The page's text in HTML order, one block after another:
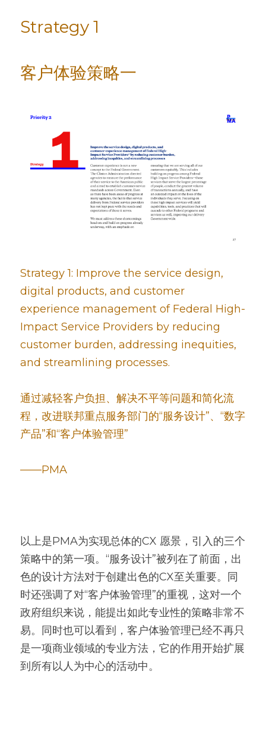
Strategy 1
客户体验策略一
Strategy 1: Improve the service design,
digital products, and customer
experience management of Federal High-
Impact Service Providers by reducing
customer burden, addressing inequities,
and streamlining processes.
通过减轻客户负担、解决不平等问题和简化流
程，改进联邦重点服务部门的“服务设计”、“数字
产品”和“客户体验管理”
——PMA
以上是PMA为实现总体的CX 愿景，引入的三个
策略中的第一项。“服务设计”被列在了前面，出
色的设计方法对于创建出色的CX至关重要。同
时还强调了对“客户体验管理”的重视，这对一个
政府组织来说，能提出如此专业性的策略非常不
易。同时也可以看到，客户体验管理已经不再只
是一项商业领域的专业方法，它的作用开始扩展
到所有以人为中心的活动中。